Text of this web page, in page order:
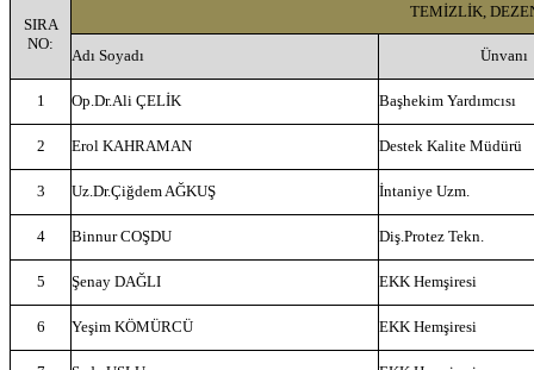
SIRA
NO:
TEMİZLİK,
Adı Soyadı Ünvanı
1 Op.Dr.Ali ÇELİK Başhekim Yardımcısı
2 Erol KAHRAMAN Destek Kalite Müdürü
3 Uz.Dr.Çiğdem AĞKUŞ İntaniye Uzm.
4 Binnur COŞDU Diş.Protez Tekn.
5 Şenay DAĞLI EKK Hemşiresi
6 Yeşim KÖMÜRCÜ EKK Hemşiresi